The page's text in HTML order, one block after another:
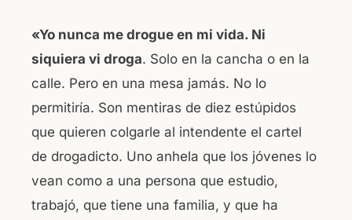
«Yo nunca me drogue en mi vida. Ni
siquiera vi droga. Solo en la cancha o en la
calle. Pero en una mesa jamás. No lo
permitiría. Son mentiras de diez estúpidos
que quieren colgarle al intendente el cartel
de drogadicto. Uno anhela que los jóvenes lo
vean como a una persona que estudio,
trabajó, que tiene una familia, y que ha